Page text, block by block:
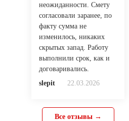
неожиданности. Смету
согласовали заранее, по
факту сумма не
изменилось, никаких
скрытых запад. Работу
выполнили срок, как и
договаривались.
slepit
22.03.2026
Все отзывы →